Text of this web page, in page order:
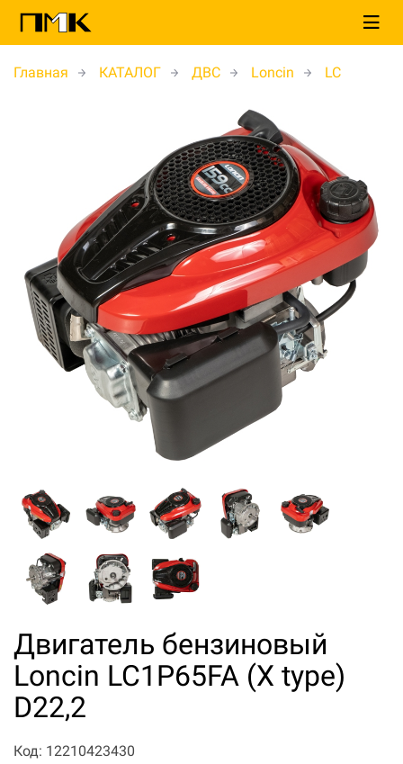
Главная КАТАЛОГ ДВС Loncin LC
Двигатель бензиновый
Loncin LC1P65FA (X type)
D22,2
Код: 12210423430